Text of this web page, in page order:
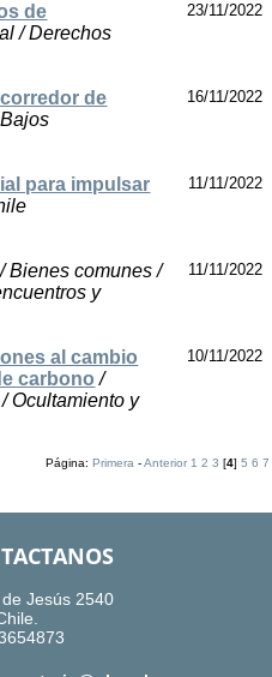
de
/ Derechos
23/11/2022
de
16/11/2022
para impulsar
11/11/2022
/ Bienes comunes /
y
11/11/2022
al cambio
carbono /
Ocultamiento y
10/11/2022
Página: Primera-Anterior 1 2 3 [4] 5 6 7
Jesús 2540